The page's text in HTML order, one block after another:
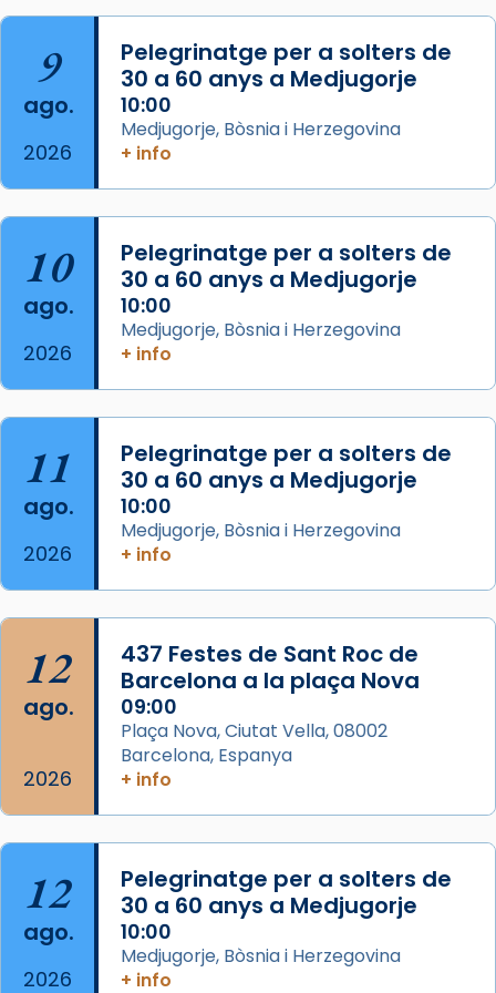
que les santes són filles de l’antiga Iluro.
Mataró en reivindicarà les relíq
...Ver más
Foto
View on Facebook
Jaume, fill de Zebedeu, és juntament amb el
seu germà Joan i Pere un dels que
acompanyava més de prop Jesús.
Segons el llibre dels Fets (12,2) fou el primer
apòstol màrtir, decapitat a Jerusalem per
Herodes Agripa (vers l'any 44).
Patró de Galícia, després de les invasions
musulmanes fou venerat com a patró dels
Regnes castellans i més tard de tota
Espanya.
View on Facebook · Share
9
ago.
2026
Pelegrinatge per a solters de
30 a 60 anys a Medjugorje
10:00
Medjugorje, Bòsnia i Herzegovina
+ info
10
ago.
2026
Pelegrinatge per a solters de
30 a 60 anys a Medjugorje
10:00
Medjugorje, Bòsnia i Herzegovina
+ info
11
ago.
2026
Pelegrinatge per a solters de
30 a 60 anys a Medjugorje
10:00
Medjugorje, Bòsnia i Herzegovina
+ info
12
ago.
2026
437 Festes de Sant Roc de
Barcelona a la plaça Nova
09:00
Plaça Nova, Ciutat Vella, 08002
Barcelona, Espanya
+ info
12
ago.
2026
Pelegrinatge per a solters de
30 a 60 anys a Medjugorje
10:00
Medjugorje, Bòsnia i Herzegovina
+ info